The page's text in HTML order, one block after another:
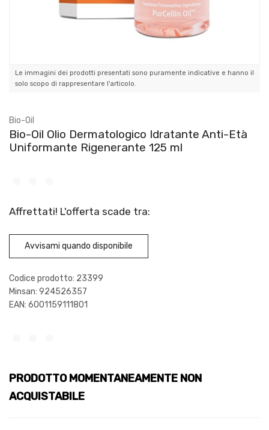
Le immagini dei prodotti presentati sono puramente indicative e hanno il
solo scopo di rappresentare l'articolo.
Bio-Oil
Bio-Oil Olio Dermatologico Idratante Anti-Età
Uniformante Rigenerante 125 ml
Affrettati! L'offerta scade tra:
Avvisami quando disponibile
Codice prodotto: 23399
Minsan: 924526357
EAN: 6001159111801
PRODOTTO MOMENTANEAMENTE NON
ACQUISTABILE